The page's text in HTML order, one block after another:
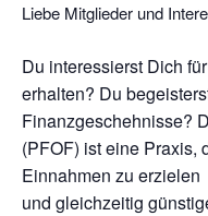
Liebe Mitglieder und
Du interessierst Dich
erhalten? Du
Finanzgeschehnisse?
(PFOF) ist eine Praxis,
Einnahmen zu erzielen
und gleichzeitig